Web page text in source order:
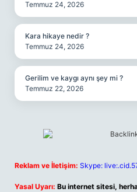
Temmuz 24, 2026
Kara hikaye nedir ?
Temmuz 24, 2026
Gerilim ve kaygı aynı şey mi ?
Temmuz 22, 2026
Reklam ve İletişim: Skype:
Yasal Uyarı: Bu internet sitesi,